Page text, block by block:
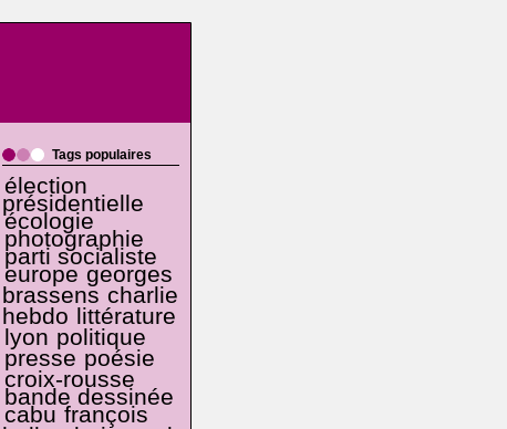
Tags populaires
élection
présidentielle
écologie
photographie
parti socialiste
europe georges
brassens charlie
hebdo littérature
lyon politique
presse poésie
croix-rousse
bande dessinée
cabu françois